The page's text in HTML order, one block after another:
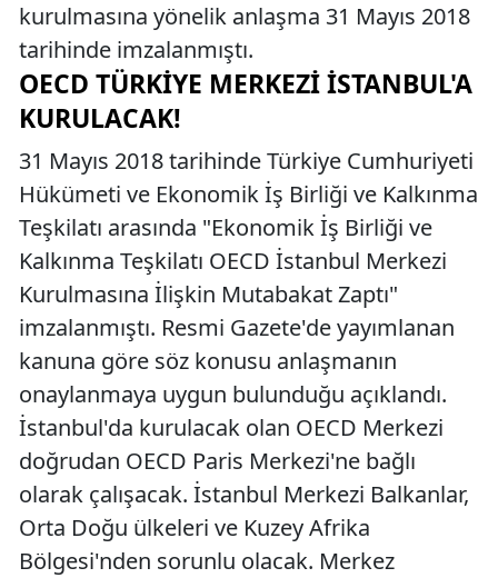
kurulmasına yönelik anlaşma 31 Mayıs 2018
tarihinde imzalanmıştı.
OECD TÜRKIYE MERKEZI İSTANBUL'A
KURULACAK!
31 Mayıs 2018 tarihinde Türkiye Cumhuriyeti
Hükümeti ve Ekonomik İş Birliği ve Kalkınma
Teşkilatı arasında "Ekonomik İş Birliği ve
Kalkınma Teşkilatı OECD İstanbul Merkezi
Kurulmasına İlişkin Mutabakat Zaptı"
imzalanmıştı. Resmi Gazete'de yayımlanan
kanuna göre söz konusu anlaşmanın
onaylanmaya uygun bulunduğu açıklandı.
İstanbul'da kurulacak olan OECD Merkezi
doğrudan OECD Paris Merkezi'ne bağlı
olarak çalışacak. İstanbul Merkezi Balkanlar,
Orta Doğu ülkeleri ve Kuzey Afrika
Bölgesi'nden sorunlu olacak. Merkez